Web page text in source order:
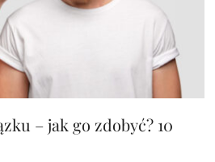
– jak go zdobyć? 10